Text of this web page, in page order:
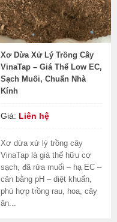
Xơ Dừa Xử Lý Trồng Cây
VinaTap – Giá Thể Low EC,
Sạch Muối, Chuẩn Nhà
Kính
Giá: Liên hệ
Xơ dừa xử lý trồng cây
VinaTap là giá thể hữu cơ
sạch, đã rửa muối – hạ EC –
cân bằng pH – diệt khuẩn,
phù hợp trồng rau, hoa, cây
ăn...